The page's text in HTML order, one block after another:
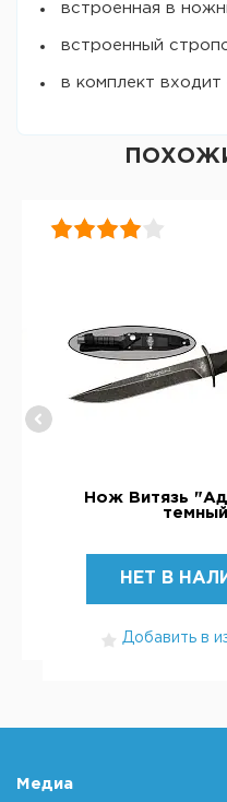
встроенная в
встроенный
в комплект входит
Нож Витязь
темный
НЕТ В
Добавить в
Медиа